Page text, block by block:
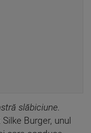
slăbiciune.
Burger, unul